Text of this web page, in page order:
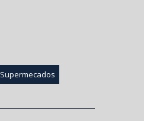
Supermecados